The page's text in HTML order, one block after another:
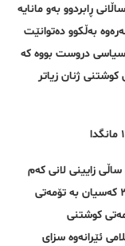
ڕابردوو بەو مانایە
بەڵکوو دەتوانێت
سیاسی دروست بووە کە
کوشتنی ژنان زیاتر
زایینی لانی کەم
١٦ ژن لە بەندیخانەکانی ئێران لەسێدارە دران کە ٣ کەسیان بە تۆمەتی
کەسیان بە تۆمەتی کوشتنی
ئێرانەوە سزای